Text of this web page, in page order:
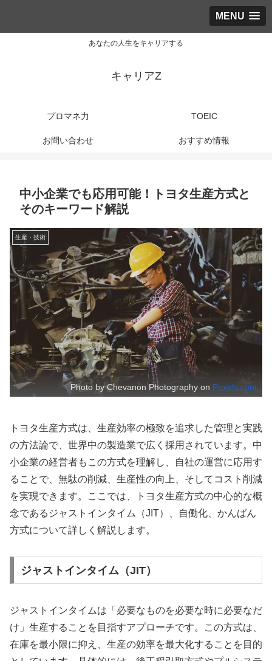
MENU
あなたの人生をキャリアする
キャリアZ
プロマネ力 TOEIC
お問い合わせ おすすめ情報
中小企業でも応用可能！トヨタ生産方式と
そのキーワード解説
生産・技術
Photo by Chevanon Photography on Pexels.com
トヨタ生産方式は、生産効率の極致を追求した管理と実践
の方法論で、世界中の製造業で広く採用されています。中
小企業の経営者もこの方式を理解し、自社の運営に応用す
ることで、無駄の削減、生産性の向上、そしてコスト削減
を実現できます。ここでは、トヨタ生産方式の中心的な概
念であるジャストインタイム（JIT）、自働化、かんばん
方式について詳しく解説します。
ジャストインタイム（JIT）
ジャストインタイムは「必要なものを必要な時に必要なだ
け」生産することを目指すアプローチです。この方式は、
在庫を最小限に抑え、生産の効率を最大化することを目的